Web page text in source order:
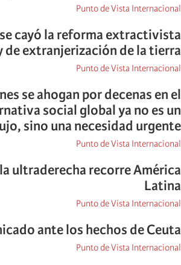
Punto de Vista Internacional
cayó la reforma extractivista
de extranjerización de la tierra
Punto de Vista Internacional
se ahogan por decenas en el
social global ya no es un
sino una necesidad urgente
Punto de Vista Internacional
ultraderecha recorre América
Latina
Punto de Vista Internacional
ante los hechos de Ceuta
Punto de Vista Internacional